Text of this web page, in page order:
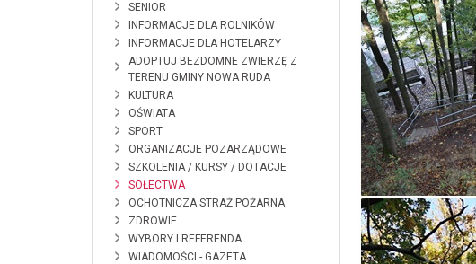
SENIOR
INFORMACJE DLA ROLNIKÓW
INFORMACJE DLA HOTELARZY
ADOPTUJ BEZDOMNE ZWIERZĘ Z
TERENU GMINY NOWA RUDA
KULTURA
OŚWIATA
SPORT
ORGANIZACJE POZARZĄDOWE
SZKOLENIA / KURSY / DOTACJE
SOŁECTWA
OCHOTNICZA STRAŻ POŻARNA
ZDROWIE
WYBORY I REFERENDA
WIADOMOŚCI - GAZETA